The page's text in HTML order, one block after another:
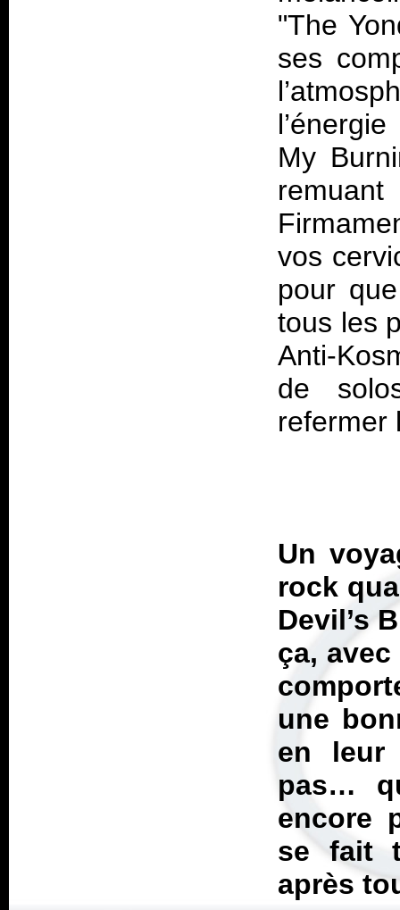
"The
ses
My
vos
pour
tous les
Anti-
de
Un
rock
Devil’s
ça,
une
en leur
pas…
encore
se fait
après